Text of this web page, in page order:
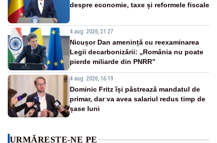
despre economie, taxe și reformele fiscale
4 aug. 2026, 21:27
Nicușor Dan amenință cu reexaminarea
Legii decarbonizării: „România nu poate
pierde miliarde din PNRR”
4 aug. 2026, 16:19
Dominic Fritz își păstrează mandatul de
primar, dar va avea salariul redus timp de
șase luni
URMĂREȘTE-NE PE